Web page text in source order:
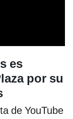
es
por su
de YouTube